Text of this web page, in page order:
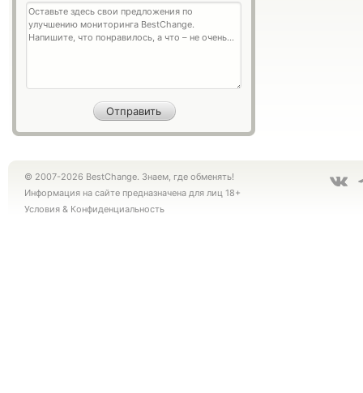
© 2007-2026 BestChange. Знаем, где обменять!
Информация на сайте предназначена для лиц 18+
Условия & Конфиденциальность